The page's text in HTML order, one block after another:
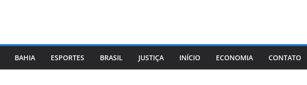
BAHIA ESPORTES BRASIL JUSTIÇA INÍCIO ECONOMIA CONTATO